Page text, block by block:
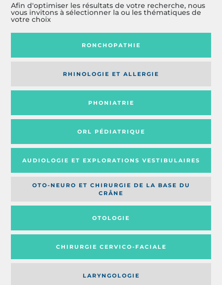
Afin d'optimiser les résultats de votre recherche, nous
vous invitons à sélectionner la ou les thématiques de
votre choix
RONCHOPATHIE
RHINOLOGIE ET ALLERGIE
PHONIATRIE
ORL PÉDIATRIQUE
AUDIOLOGIE ET EXPLORATIONS VESTIBULAIRES
OTO-NEURO ET CHIRURGIE DE LA BASE DU
CRÂNE
OTOLOGIE
CHIRURGIE CERVICO-FACIALE
LARYNGOLOGIE